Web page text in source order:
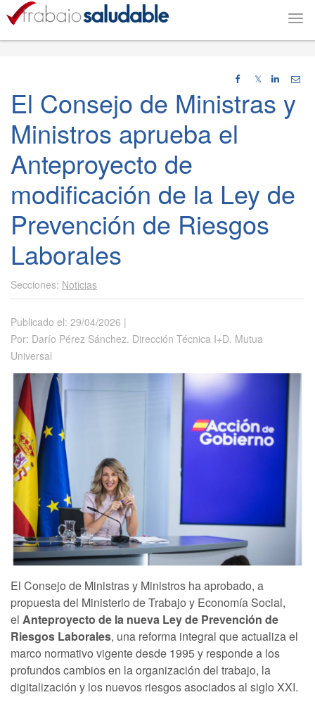
𝕏
El Consejo de Ministras y
Ministros aprueba el
Anteproyecto de
modificación de la Ley de
Prevención de Riesgos
Laborales
Noticias
Publicado el: 29/04/2026 |
Por: Darío Pérez Sánchez. Dirección Técnica I+D. Mutua
Universal
El Consejo de Ministras y Ministros ha aprobado, a
propuesta del Ministerio de Trabajo y Economía Social,
el Anteproyecto de la nueva Ley de Prevención de
Riesgos Laborales, una reforma integral que actualiza el
marco normativo vigente desde 1995 y responde a los
profundos cambios en la organización del trabajo, la
digitalización y los nuevos riesgos asociados al siglo XXI.